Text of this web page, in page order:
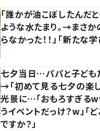
「誰かが油こぼしたんだ
ような水たまり。→まさ
らなかった！！」「新たな
七夕当日…パパと子ども
→「初めて見る七夕の楽
光景に…「おもろすぎる
うイベントだっけ？w」「
ですか？」